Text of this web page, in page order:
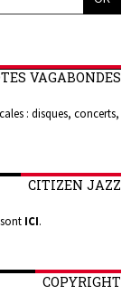
VAGABONDES
: disques, concerts,
CITIZEN JAZZ
ICI.
COPYRIGHT